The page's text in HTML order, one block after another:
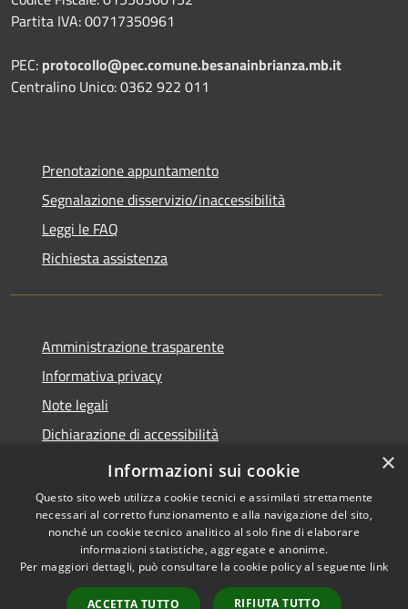
Partita IVA: 00717350961
PEC: protocollo@pec.comune.besanainbrianza.mb.it
Centralino Unico: 0362 922 011
Prenotazione appuntamento
Segnalazione disservizio/inaccessibilità
Leggi le FAQ
Richiesta assistenza
Amministrazione trasparente
Informativa privacy
Note legali
Dichiarazione di accessibilità
Dichiarazione di accessibilità APP Municipium
Accessibilità
Copyright © 2026 • Comune di
Besana in Brianza • Powered
byMunicipium Accesso
×
Informazioni sui cookie
Questo sito web utilizza cookie tecnici e assimilati strettamente
necessari al corretto funzionamento e alla navigazione del sito,
nonché un cookie tecnico analitico al solo fine di elaborare
informazioni statistiche, aggregate e anonime.
Per maggiori dettagli, può consultare la cookie policy al seguente link
ACCETTA TUTTO RIFIUTA TUTTO